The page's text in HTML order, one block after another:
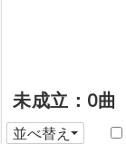
未成立：0曲
並べ替え